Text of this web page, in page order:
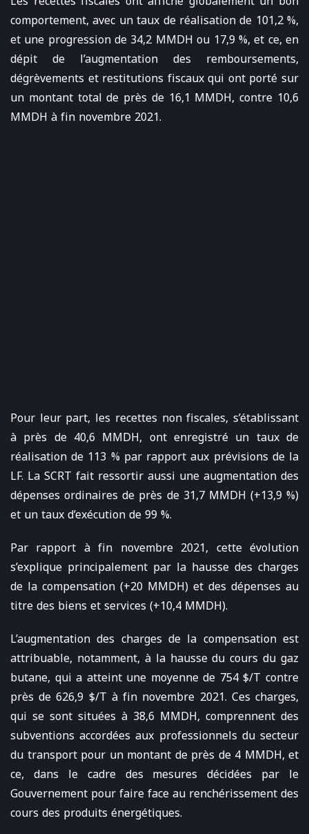
comportement, avec un taux de réalisation de 101,2 %,
et une progression de 34,2 MMDH ou 17,9 %, et ce, en
dépit de l’augmentation des remboursements,
dégrèvements et restitutions fiscaux qui ont porté sur
un montant total de près de 16,1 MMDH, contre 10,6
MMDH à fin novembre 2021.
Pour leur part, les recettes non fiscales, s’établissant
à près de 40,6 MMDH, ont enregistré un taux de
réalisation de 113 % par rapport aux prévisions de la
LF. La SCRT fait ressortir aussi une augmentation des
dépenses ordinaires de près de 31,7 MMDH (+13,9 %)
et un taux d’exécution de 99 %.
Par rapport à fin novembre 2021, cette évolution
s’explique principalement par la hausse des charges
de la compensation (+20 MMDH) et des dépenses au
titre des biens et services (+10,4 MMDH).
L’augmentation des charges de la compensation est
attribuable, notamment, à la hausse du cours du gaz
butane, qui a atteint une moyenne de 754 $/T contre
près de 626,9 $/T à fin novembre 2021. Ces charges,
qui se sont situées à 38,6 MMDH, comprennent des
subventions accordées aux professionnels du secteur
du transport pour un montant de près de 4 MMDH, et
ce, dans le cadre des mesures décidées par le
Gouvernement pour faire face au renchérissement des
cours des produits énergétiques.